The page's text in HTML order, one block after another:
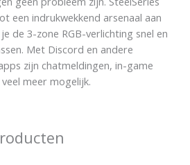
een indrukwekkend arsenaal aan
de 3-zone RGB-verlichting snel en
Met Discord en andere
zijn chatmeldingen, in-game
meer mogelijk.